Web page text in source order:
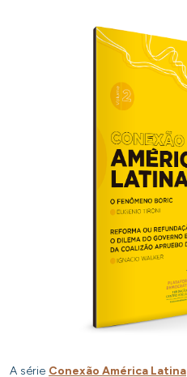
A série Conexão América Latina